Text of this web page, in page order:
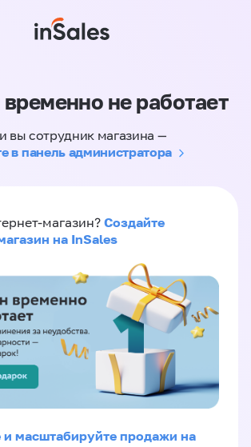
не работает
вы сотрудник магазина —
в панель администратора
магазин? Создайте
на InSales
и масштабируйте продажи на